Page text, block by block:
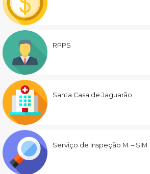
RPPS
Santa Casa de Jaguarão
Serviço de Inspeção M. – SIM